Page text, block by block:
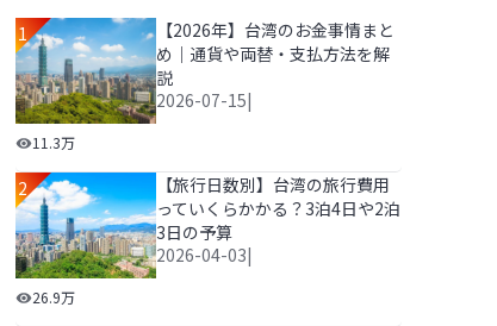
1
【2026年】台湾のお金事情まとめ｜通貨や両替・支払
11.3万
【2026年】台湾のお金事情まと
め｜通貨や両替・支払方法を解
説
2026-07-15|
2
【旅行日数別】台湾の旅行費用っていくらかかる？3泊
26.9万
【旅行日数別】台湾の旅行費用
っていくらかかる？3泊4日や2泊
3日の予算
2026-04-03|